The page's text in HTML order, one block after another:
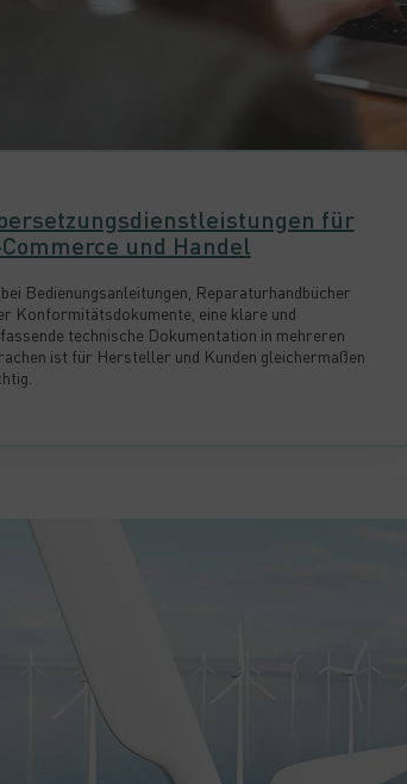
für
und Handel
bei Bedienungsanleitungen, Reparaturhandbücher
Konformitätsdokumente, eine klare und
technische Dokumentation in mehreren
ist für Hersteller und Kunden gleichermaßen